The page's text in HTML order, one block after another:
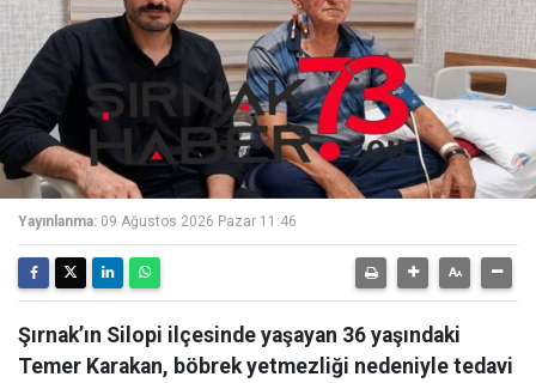
Yayınlanma: 09 Ağustos 2026 Pazar 11:46
Şırnak’ın Silopi ilçesinde yaşayan 36 yaşındaki
Temer Karakan, böbrek yetmezliği nedeniyle tedavi